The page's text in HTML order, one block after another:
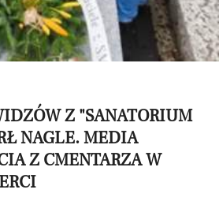
Z "SANATORIUM
NAGLE. MEDIA
Z CMENTARZA W